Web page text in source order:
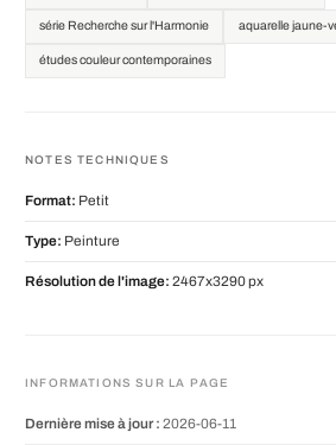
série Recherche sur l'Harmonie aquarelle jaune-
études couleur contemporaines
NOTES TECHNIQUES
Format: Petit
Type: Peinture
Résolution de l'image: 2467x3290 px
INFORMATIONS SUR LA PAGE
Dernière mise à jour : 2026-06-11